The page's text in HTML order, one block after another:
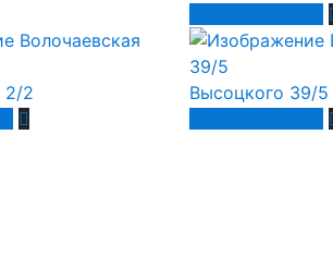
2/2
Высоцкого 39/5